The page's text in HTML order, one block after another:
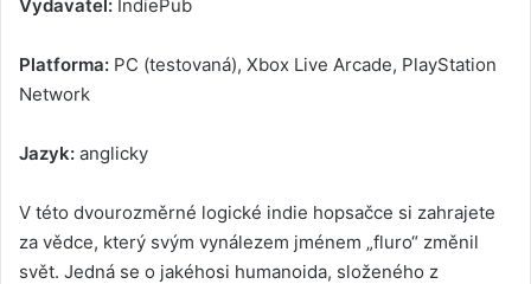
Vydavatel: IndiePub
Platforma: PC (testovaná), Xbox Live Arcade, PlayStation
Network
Jazyk: anglicky
V této dvourozměrné logické indie hopsačce si zahrajete
za vědce, který svým vynálezem jménem „fluro“ změnil
svět. Jedná se o jakéhosi humanoida, složeného z